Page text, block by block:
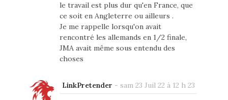
le travail est plus dur qu'en France, que
ce soit en Angleterre ou ailleurs .
Je me rappelle lorsqu'on avait
rencontré les allemands en 1/2 finale,
JMA avait même sous entendu des
choses
LinkPretender - sam 23 Juil 22 à 12 h 23